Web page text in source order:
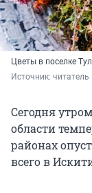
Цветы в поселке
Источник:
Сегодня
области
районах
всего в